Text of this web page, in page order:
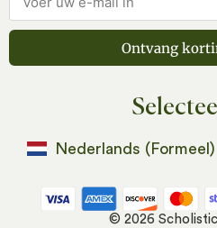
Ontvang
Nederlands (Formeel)
© 2026